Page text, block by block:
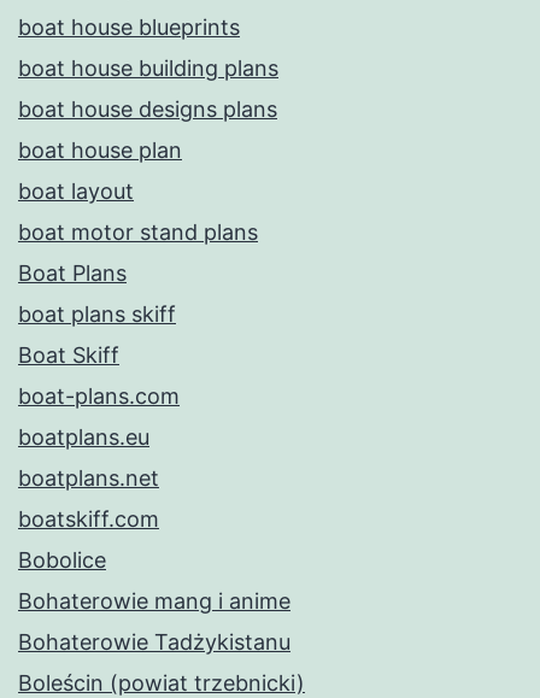
boat house blueprints
boat house building plans
boat house designs plans
boat house plan
boat layout
boat motor stand plans
Boat Plans
boat plans skiff
Boat Skiff
boat-plans.com
boatplans.eu
boatplans.net
boatskiff.com
Bobolice
Bohaterowie mang i anime
Bohaterowie Tadżykistanu
Boleścin (powiat trzebnicki)